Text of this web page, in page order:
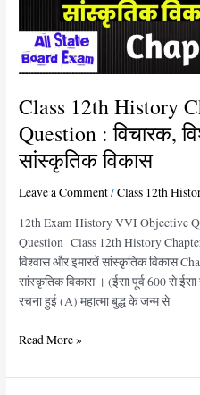
Class 12th History
Question : विचारक,
सांस्कृतिक विकास
Leave a Comment/Class 12th
12th Exam History VVI Objective
Question Class 12th History
विश्वास और इमारतें सांस्कृतिक विकास
सांस्कृतिक विकास । (ईसा पूर्व 600 से
रचना हुई (A) महात्मा बुद्ध के जन्म से
विचारक,
विश्वास
और
सांस्कृतिक
विकास
Read More »